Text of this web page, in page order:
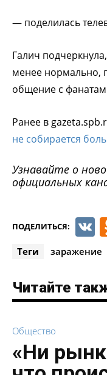
— поделилась
Галич
менее нормально,
общение с
Ранее в
не собирается
Узнавайте о
официальных
ПОДЕЛИТЬСЯ:
Теги заражение
Читайте
Общество
«Ни